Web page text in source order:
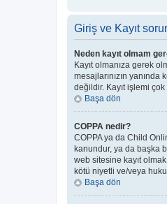
Giriş ve Kayıt
Neden kayıt olmam
Kayıt olmanıza gerek
mesajlarınızın
değildir. Kayıt işlemi
Başa dön
COPPA nedir?
COPPA ya da Child
kanundur, ya da başka
web sitesine kayıt
kötü niyetli ve/veya
Başa dön